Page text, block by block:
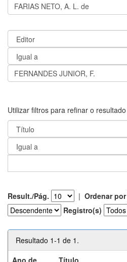
Utilizar filtros para refinar o
Result./Pág. | Ordenar por
Registro(s)
Resultado 1-1 de 1.
Ano de
Título